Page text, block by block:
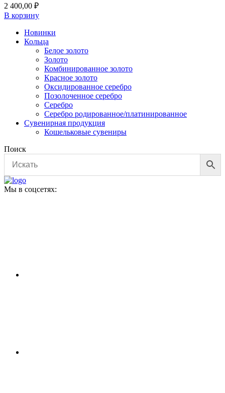
2 400,00 ₽
В корзину
Новинки
Кольца
Белое золото
Золото
Комбинированное золото
Красное золото
Оксидированное серебро
Позолоченное серебро
Серебро
Серебро родированное/платинированное
Сувенирная продукция
Кошельковые сувениры
Поиск
Мы в соцсетях: